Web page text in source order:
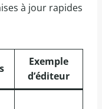
à jour rapides
Exemple
d’éditeur